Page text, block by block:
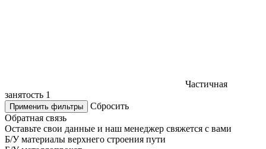
Частичная
занятость 1
Применить фильтры
Сбросить
Обратная связь
Оставьте свои данные и наш менеджер свяжется с вами
Б/У материалы верхнего строения пути